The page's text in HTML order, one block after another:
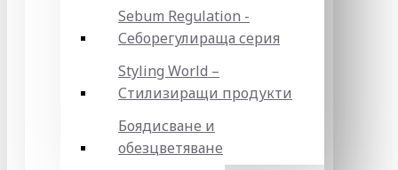
Sebum Regulation -
Себорегулираща серия
Styling World –
Стилизиращи продукти
Боядисване и
обезцветяване